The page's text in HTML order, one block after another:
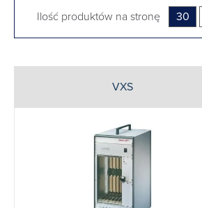
Ilość produktów na stronę 30
VXS